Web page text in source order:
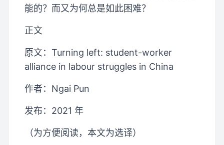
能的？而又为何总是如此困难？
正文
原文：Turning left: student-worker
alliance in labour struggles in China
作者：Ngai Pun
发布：2021 年
（为方便阅读，本文为选译）